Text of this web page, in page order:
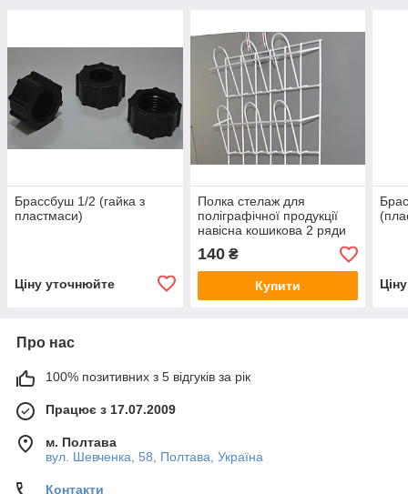
Брассбуш 1/2 (гайка з
пластмаси)
Ціну уточнюйте
Полка стелаж для
поліграфічної продукції
навісна кошикова 2 ряди
140₴
Купити
Про нас
100% позитивних з 5 відгуків за рік
Працює з 17.07.2009
м. Полтава
вул. Шевченка, 58, Полтава, Україна
Контакти